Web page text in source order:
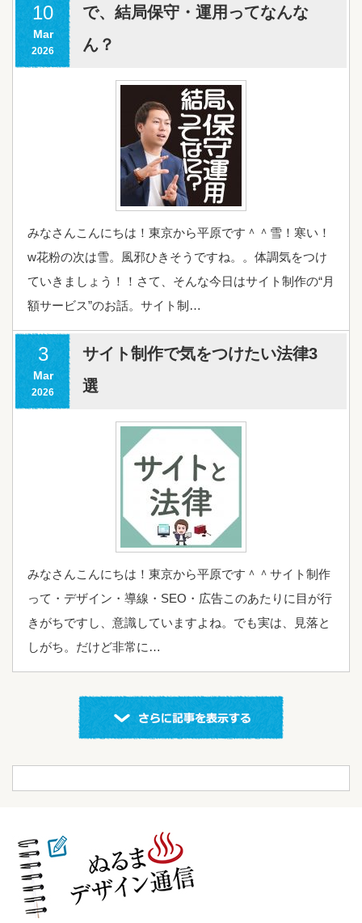
10
Mar
2026
で、結局保守・運用ってなんな
ん？
みなさんこんにちは！東京から平原です＾＾雪！寒い！
w花粉の次は雪。風邪ひきそうですね。。体調気をつけ
ていきましょう！！さて、そんな今日はサイト制作の“月
額サービス”のお話。サイト制…
3
Mar
2026
サイト制作で気をつけたい法律3
選
みなさんこんにちは！東京から平原です＾＾サイト制作
って・デザイン・導線・SEO・広告このあたりに目が行
きがちですし、意識していますよね。でも実は、見落と
しがち。だけど非常に…